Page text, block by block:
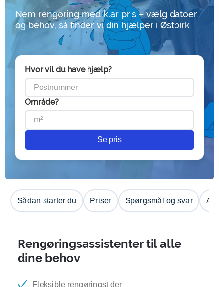
Nem rengøring med klar pris – vælg datoer
og behov, så finder vi din hjælper i Østbirk
Hvor vil du have hjælp?
Område?
Se pris
Sådan starter du Priser Spørgsmål og svar
Rengøringsassistenter til alle
dine behov
Fleksible rengøringstider